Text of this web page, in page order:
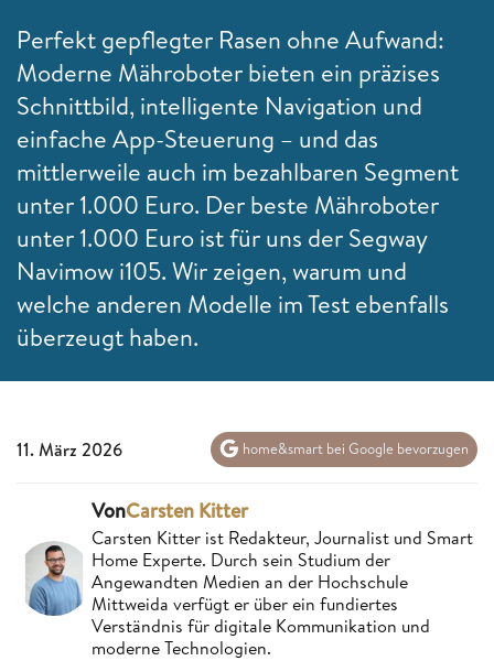
Perfekt gepflegter Rasen ohne Aufwand:
Moderne Mähroboter bieten ein präzises
Schnittbild, intelligente Navigation und
einfache App-Steuerung – und das
mittlerweile auch im bezahlbaren Segment
unter 1.000 Euro. Der beste Mähroboter
unter 1.000 Euro ist für uns der Segway
Navimow i105. Wir zeigen, warum und
welche anderen Modelle im Test ebenfalls
überzeugt haben.
11. März 2026 home&smart bei Google bevorzugen
VonCarsten Kitter
Carsten Kitter ist Redakteur, Journalist und Smart
Home Experte. Durch sein Studium der
Angewandten Medien an der Hochschule
Mittweida verfügt er über ein fundiertes
Verständnis für digitale Kommunikation und
moderne Technologien.